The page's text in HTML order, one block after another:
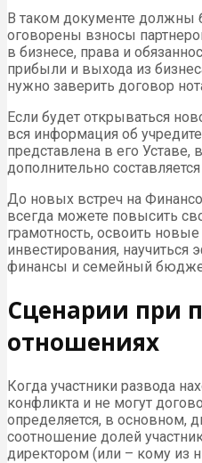
В таком документе должны
оговорены взносы
в бизнесе, права и
прибыли и выхода из
нужно заверить договор
Если будет открываться
вся информация об
представлена в его Уставе,
дополнительно
До новых встреч на
всегда можете повысить
грамотность, освоить
инвестирования,
финансы и семейный
Сценарии при
отношениях
Когда участники развода
конфликта и не могут
определяется, в основном,
соотношение долей
директором (или – кому из